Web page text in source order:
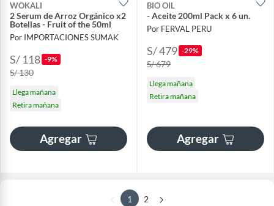
WOKALI
2 Serum de Arroz Orgánico x2
Botellas - Fruit of the 50ml
Por IMPORTACIONES SUMAK
S/ 118 -9%
S/ 130
Llega mañana
Retira mañana
Agregar
BIO OIL
- Aceite 200ml Pack x 6 un.
Por FERVAL PERU
S/ 479 -29%
S/ 679
Llega mañana
Retira mañana
Agregar
1 2